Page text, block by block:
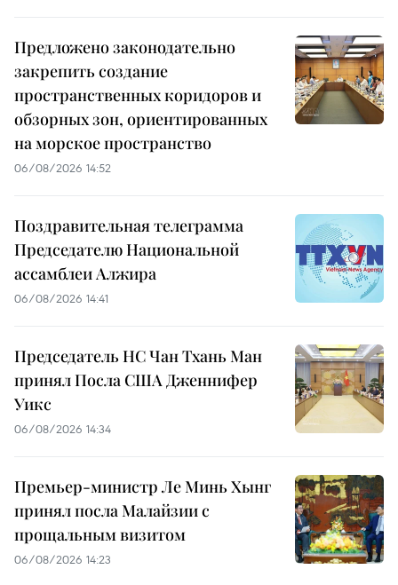
Предложено законодательно
закрепить создание
пространственных коридоров и
обзорных зон, ориентированных
на морское пространство
06/08/2026 14:52
Поздравительная телеграмма
Председателю Национальной
ассамблеи Алжира
06/08/2026 14:41
Председатель НС Чан Тхань Ман
принял Посла США Дженнифер
Уикс
06/08/2026 14:34
Премьер-министр Ле Минь Хынг
принял посла Малайзии с
прощальным визитом
06/08/2026 14:23